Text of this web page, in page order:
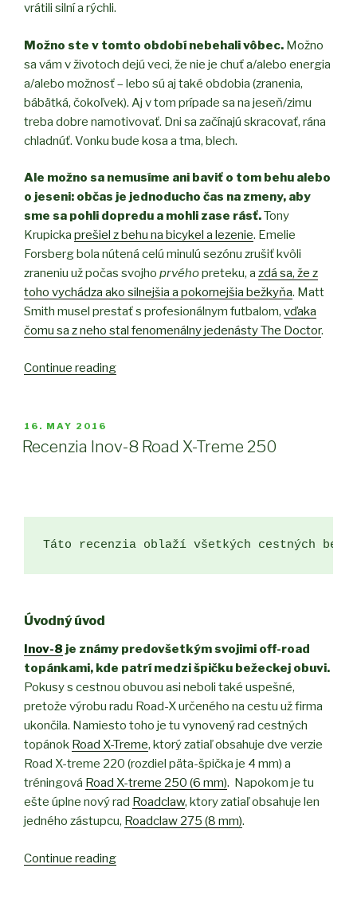
vrátili silní a rýchli.
Možno ste v tomto období nebehali vôbec. Možno
sa vám v životoch dejú veci, že nie je chuť a/alebo energia
a/alebo možnosť – lebo sú aj také obdobia (zranenia,
bábätká, čokoľvek). Aj v tom prípade sa na jeseň/zimu
treba dobre namotivovať. Dni sa začínajú skracovať, rána
chladnúť. Vonku bude kosa a tma, blech.
Ale možno sa nemusíme ani baviť o tom behu alebo
o jeseni: občas je jednoducho čas na zmeny, aby
sme sa pohli dopredu a mohli zase rásť.Tony
Krupicka prešiel z behu na bicykel a lezenie. Emelie
Forsberg bola nútená celú minulú sezónu zrušiť kvôli
zraneniu už počas svojho prvéhopreteku, a zdá sa, že z
toho vychádza ako silnejšia a pokornejšia bežkyňa. Matt
Smith musel prestať s profesionálnym futbalom, vďaka
čomu sa z neho stal fenomenálny jedenásty The Doctor.
Continue reading
bude
POSTED
ON
16. MAY 2016
Recenzia Inov-8 Road X-Treme 250
Táto recenzia oblaží všetkých cestných
Úvodný úvod
Inov-8 je známy predovšetkým svojimi off-road
topánkami, kde patrí medzi špičku bežeckej obuvi.
Pokusy s cestnou obuvou asi neboli také uspešné,
pretože výrobu radu Road-X určeného na cestu už firma
ukončila. Namiesto toho je tu vynovený rad cestných
topánok Road X-Treme, ktorý zatiaľ obsahuje dve verzie
Road X-treme 220 (rozdiel päta-špička je 4 mm) a
tréningová Road X-treme 250 (6 mm). Napokom je tu
ešte úplne nový rad Roadclaw, ktory zatiaľ obsahuje len
jedného zástupcu, Roadclaw 275 (8 mm).
Continue reading